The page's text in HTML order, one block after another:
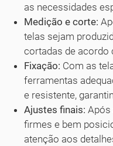
as necessidades
Medição e corte:
telas sejam
cortadas de acordo
Fixação: Com as
ferramentas
e resistente,
Ajustes finais: Após
firmes e bem
atenção aos